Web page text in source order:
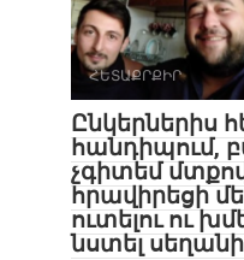
ՀԵՏԱՔՐՔԻՐ
Ընկերներիս
հանդիպում,
չգիտեմ
հրավիրեցի
ուտելու ու
նստել սեղանի